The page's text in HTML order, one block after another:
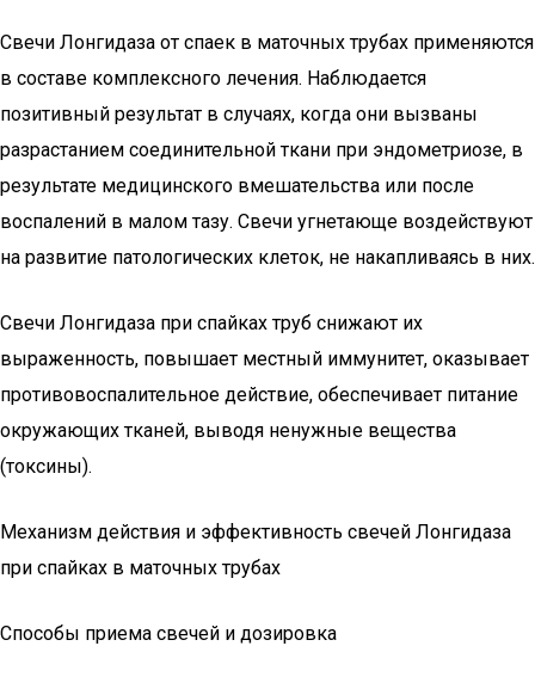
Свечи Лонгидаза от спаек в маточных трубах применяются
в составе комплексного лечения. Наблюдается
позитивный результат в случаях, когда они вызваны
разрастанием соединительной ткани при эндометриозе, в
результате медицинского вмешательства или после
воспалений в малом тазу. Свечи угнетающе воздействуют
на развитие патологических клеток, не накапливаясь в них.
Свечи Лонгидаза при спайках труб снижают их
выраженность, повышает местный иммунитет, оказывает
противовоспалительное действие, обеспечивает питание
окружающих тканей, выводя ненужные вещества
(токсины).
Механизм действия и эффективность свечей Лонгидаза
при спайках в маточных трубах
Способы приема свечей и дозировка